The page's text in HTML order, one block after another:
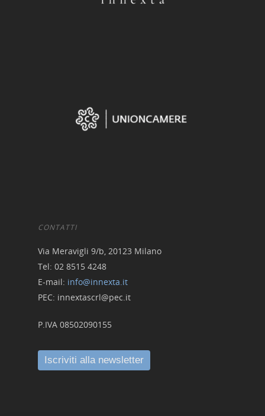
CONTATTI
Via Meravigli 9/b, 20123 Milano
Tel: 02 8515 4248
E-mail: info@innexta.it
PEC: innextascrl@pec.it
P.IVA 08502090155